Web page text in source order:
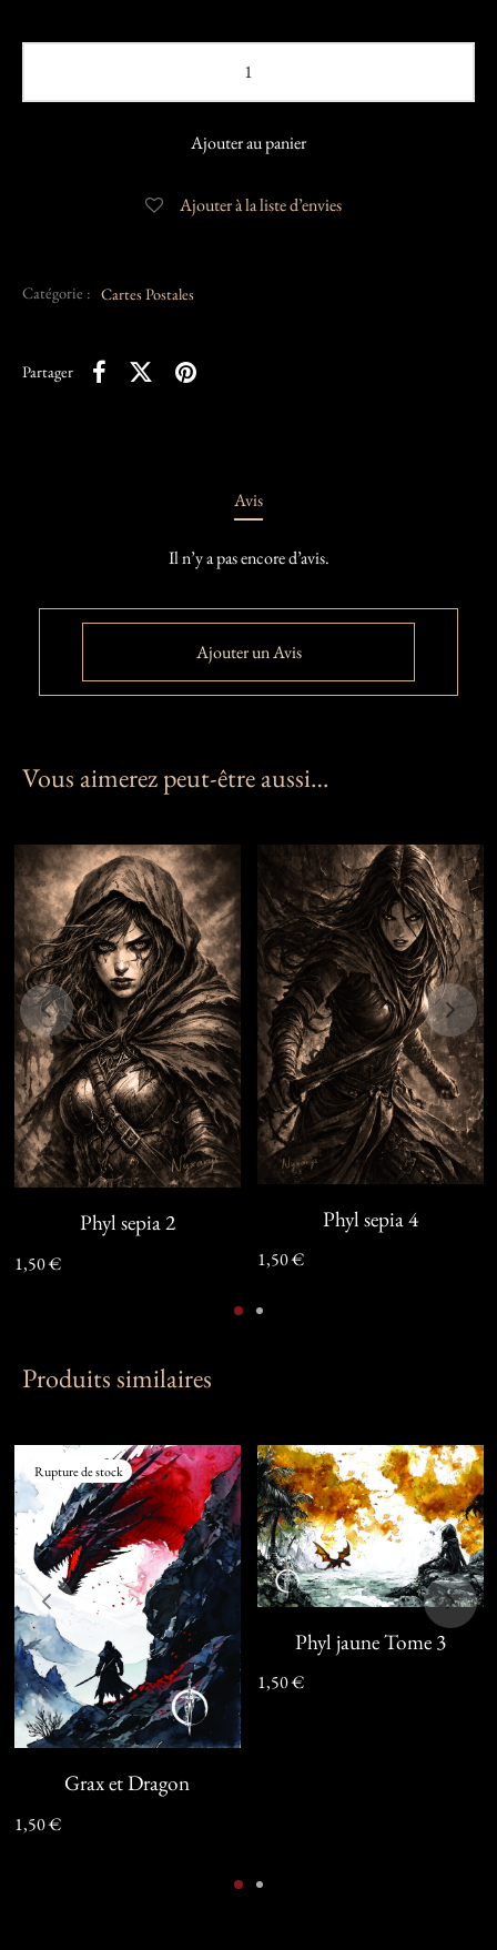
Ajouter au panier
Ajouter à la liste d’envies
Catégorie : Cartes Postales
Partager
Avis
Il n’y a pas encore d’avis.
Ajouter un Avis
Vous aimerez peut-être aussi…
Phyl sepia 2
1,50€
Phyl sepia 4
1,50€
Produits similaires
Rupture de stock
Grax et Dragon
1,50€
Phyl jaune Tome 3
1,50€